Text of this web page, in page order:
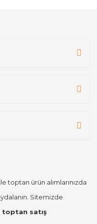
toptan ürün alımlarınızda
Sitemizde
toptan satış